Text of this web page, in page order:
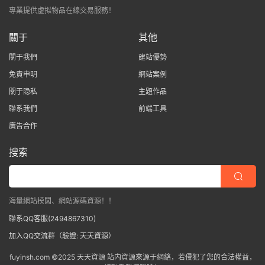
專業提供虛拟物品在線交易服務！
關于
關于我們
免責申明
關于隐私
聯系我們
廣告合作
其他
建站優勢
網站案例
主題作品
前端工具
搜索
海量網站模闆、網站源碼資源！！
聯系QQ客服(2494867310)
加入QQ交流群（驗證: 天天資源）
fuyinsh.com ©2025 天天資源 站内資源來源于網絡，若侵犯了您的合法權益，